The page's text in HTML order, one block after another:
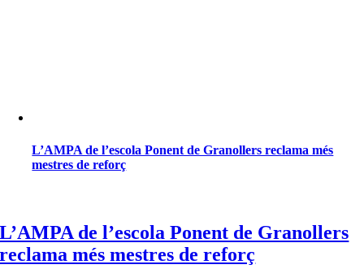
L’AMPA de l’escola Ponent de Granollers reclama més
mestres de reforç
L’AMPA de l’escola Ponent de Granollers
reclama més mestres de reforç